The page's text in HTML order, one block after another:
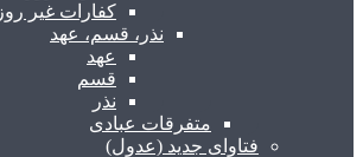
کفارات غیر
نذر، قسم، عهد
عهد
قسم
نذر
متفرقات عبادی
فتاوای جدید (عدول)